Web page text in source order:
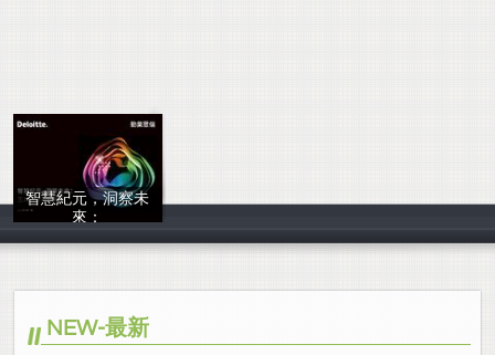
智慧紀元，洞察未
來：
Deloitte AI In
NEW-最新